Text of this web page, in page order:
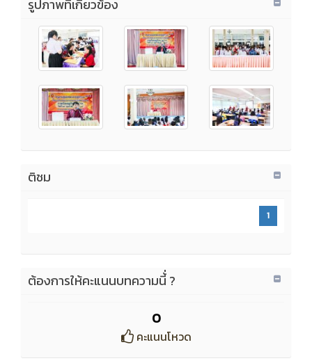
รูปภาพที่เกี่ยวข้อง
ติชม
1
ต้องการให้คะแนนบทความนี้่ ?
0
คะแนนโหวด